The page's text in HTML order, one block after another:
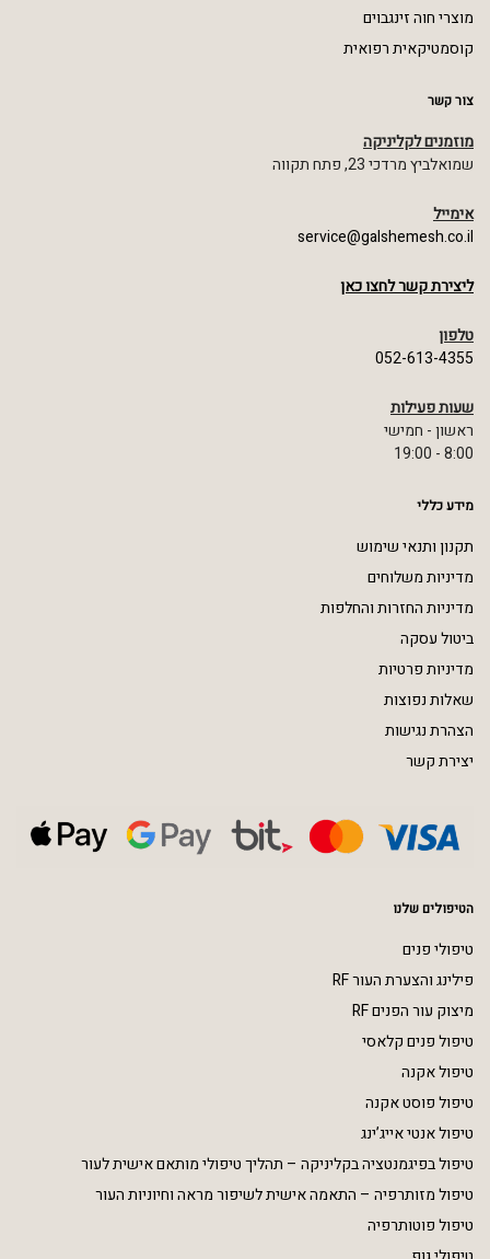
מוצרי חוה זינגבוים
קוסמטיקאית רפואית
צור קשר
מוזמנים לקליניקה
שמואלביץ מרדכי 23, פתח תקווה
אימייל
service@galshemesh.co.il
ליצירת קשר לחצו כאן
טלפון
052-613-4355
שעות פעילות
ראשון - חמישי
8:00 - 19:00
מידע כללי
תקנון ותנאי שימוש
מדיניות משלוחים
מדיניות החזרות והחלפות
ביטול עסקה
מדיניות פרטיות
שאלות נפוצות
הצהרת נגישות
יצירת קשר
הטיפולים שלנו
טיפולי פנים
פילינג והצערת העור RF
מיצוק עור הפנים RF
טיפול פנים קלאסי
טיפול אקנה
טיפול פוסט אקנה
טיפול אנטי אייג’ינג
טיפול בפיגמנטציה בקליניקה – תהליך טיפולי מותאם אישית לעור
טיפול מזותרפיה – התאמה אישית לשיפור מראה וחיוניות העור
טיפול פוטותרפיה